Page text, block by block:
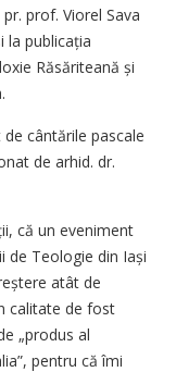
prof. Viorel Sava
la publicația
Răsăriteană și
cântările pascale
de arhid. dr.
că un eveniment
de Teologie din Iași
atât de
calitate de fost
„produs al
pentru că îmi